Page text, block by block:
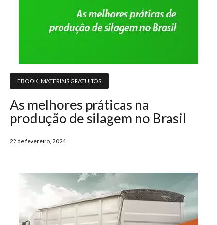
EBOOK MATERIAIS GRATUITOS
As melhores práticas na
produção de silagem no Brasil
22 de fevereiro, 2024